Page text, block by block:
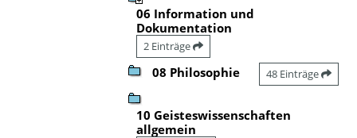
06 Information und
Dokumentation
2 Einträge
08 Philosophie 48 Einträge
10 Geisteswissenschaften
allgemein